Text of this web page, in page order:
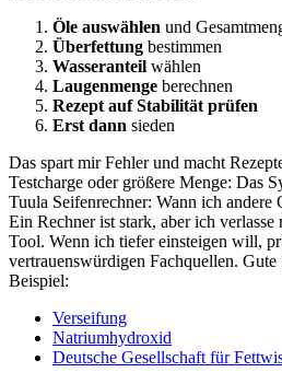
Öle auswählen und
Überfettung bestimmen
Wasseranteil wählen
Laugenmenge berechnen
Rezept auf Stabilität prüfen
Erst dann sieden
Das spart mir Fehler und macht
Testcharge oder größere Menge: Das
Tuula Seifenrechner: Wann ich andere
Ein Rechner ist stark, aber ich
Tool. Wenn ich tiefer einsteigen will,
vertrauenswürdigen Fachquellen.
Beispiel:
Verseifung
Natriumhydroxid
Deutsche Gesellschaft für